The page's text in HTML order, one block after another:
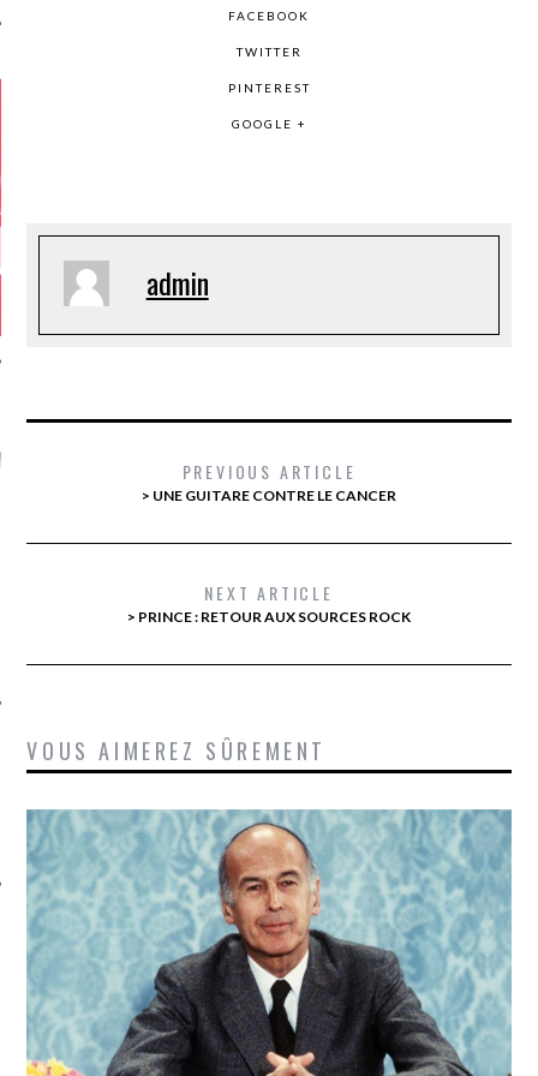
ANNIVERSAIRE
SOCIAUX
FACEBOOK
TWITTER
PINTEREST
GOOGLE +
admin
PREVIOUS ARTICLE
> UNE GUITARE CONTRE LE CANCER
NEXT ARTICLE
> PRINCE : RETOUR AUX SOURCES ROCK
VOUS AIMEREZ SÛREMENT